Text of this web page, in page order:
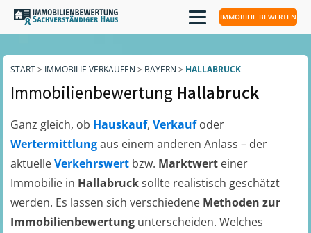
IMMOBILIE BEWERTEN
START> IMMOBILIE VERKAUFEN > BAYERN > HALLABRUCK
Immobilienbewertung Hallabruck
Ganz gleich, ob Hauskauf, Verkaufoder
Wertermittlungaus einem anderen Anlass – der
aktuelleVerkehrswert bzw. Marktwert einer
Immobilie in Hallabrucksollte realistisch geschätzt
werden. Es lassen sich verschiedene Methoden zur
Immobilienbewertung unterscheiden. Welches